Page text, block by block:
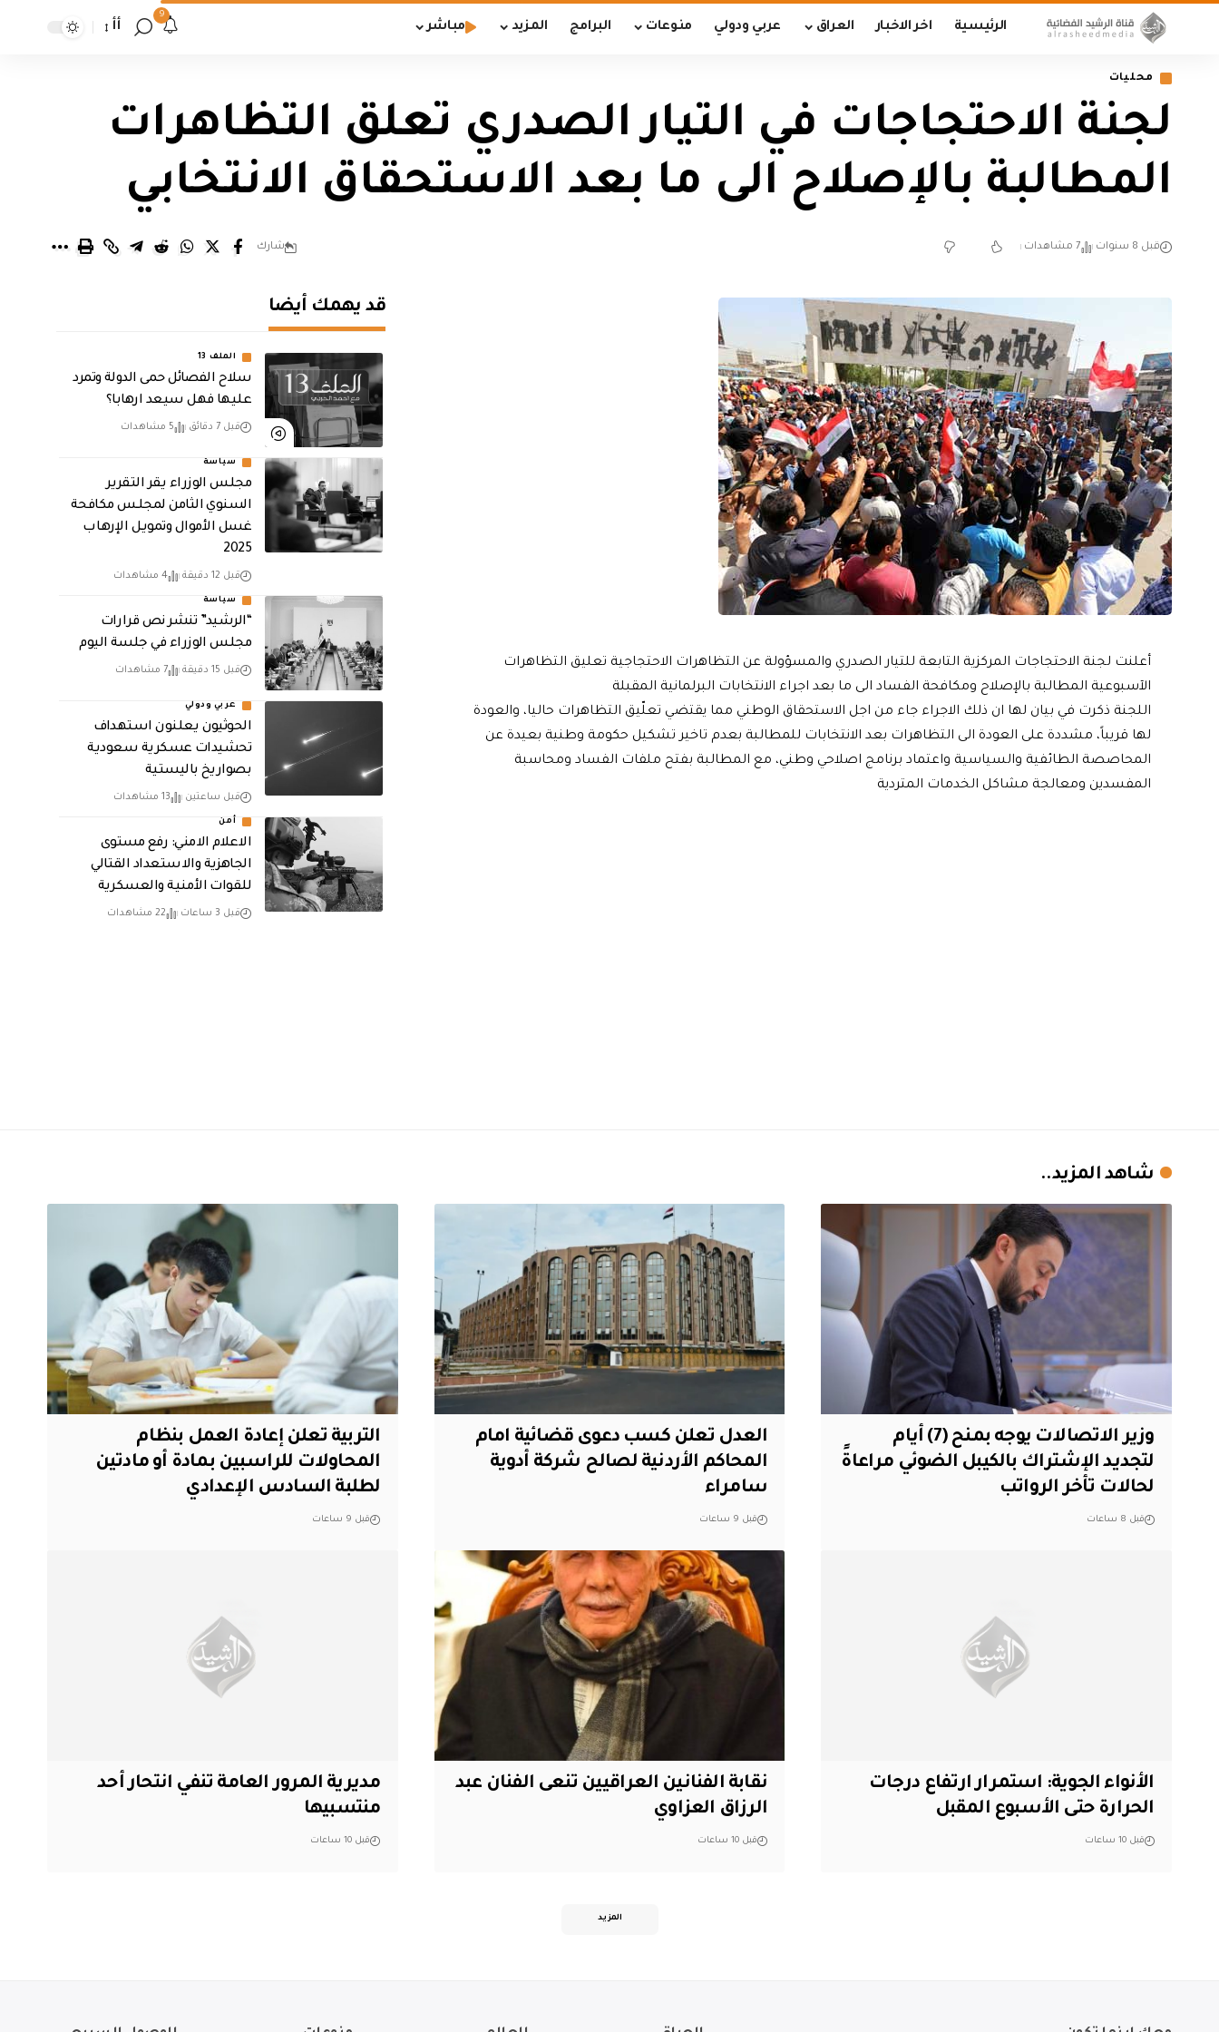
الرئيسية اخر الاخبار العراق عربي ودولي منوعات البرامج المزيد مباشر
9
أأ
محليات
لجنة الاحتجاجات في التيار الصدري تعلق التظاهرات
المطالبة بالإصلاح الى ما بعد الاستحقاق الانتخابي
قبل 8 سنوات 7 مشاهدات شارك
أعلنت لجنة الاحتجاجات المركزية التابعة للتيار الصدري والمسؤولة عن التظاهرات الاحتجاجية تعليق التظاهرات
الآسبوعية المطالبة بالإصلاح ومكافحة الفساد الى ما بعد اجراء الانتخابات البرلمانية المقبلة
اللجنة ذكرت في بيان لها ان ذلك الاجراء جاء من اجل الاستحقاق الوطني مما يقتضي تعلّيق التظاهرات حاليا، والعودة
لها قريباً، مشددة على العودة الى التظاهرات بعد الانتخابات للمطالبة بعدم تاخير تشكيل حكومة وطنية بعيدة عن
المحاصصة الطائفية والسياسية واعتماد برنامج اصلاحي وطني، مع المطالبة بفتح ملفات الفساد ومحاسبة
المفسدين ومعالجة مشاكل الخدمات المتردية
قد يهمك أيضا
الملف 13
سلاح الفصائل حمى الدولة وتمرد
عليها فهل سيعد ارهابا؟
قبل 7 دقائق 5 مشاهدات
سياسة
مجلس الوزراء يقر التقرير
السنوي الثامن لمجلـس مكافحة
غسل الأموال وتمويـل الإرهـاب
2025
قبل 12 دقيقة 4 مشاهدات
سياسة
“الرشيد” تنشر نص قرارات
مجلس الوزراء في جلسة اليوم
قبل 15 دقيقة 7 مشاهدات
عربي ودولي
الحوثيون يعلنون استهداف
تحشيدات عسكرية سعودية
بصواريخ باليستية
قبل ساعتين 13 مشاهدات
أمن
الاعلام الامني: رفع مستوى
الجاهزية والاستعداد القتالي
للقوات الأمنية والعسكرية
قبل 3 ساعات 22 مشاهدات
شاهد المزيد..
وزير الاتصالات يوجه بمنح (7) أيام
لتجديد الإشتراك بالكيبل الضوئي مراعاةً
لحالات تأخر الرواتب
قبل 8 ساعات
العدل تعلن كسب دعوى قضائية امام
المحاكم الأردنية لصالح شركة أدوية
سامراء
قبل 9 ساعات
التربية تعلن إعادة العمل بنظام
المحاولات للراسبين بمادة أو مادتين
لطلبة السادس الإعدادي
قبل 9 ساعات
الأنواء الجوية: استمرار ارتفاع درجات
الحرارة حتى الأسبوع المقبل
قبل 10 ساعات
نقابة الفنانين العراقيين تنعى الفنان عبد
الرزاق العزاوي
قبل 10 ساعات
مديرية المرور العامة تنفي انتحار أحد
منتسبيها
قبل 10 ساعات
المزيد